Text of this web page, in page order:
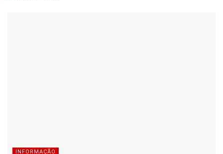
INFORMAÇÃO